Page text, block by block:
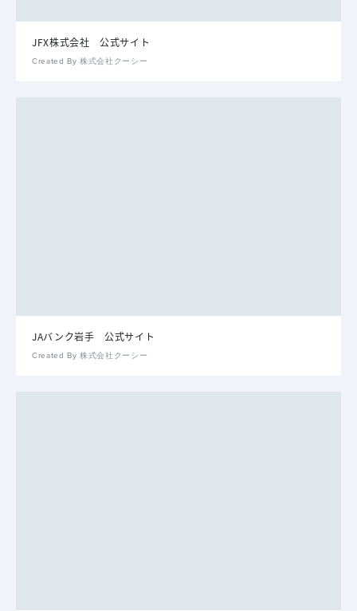
JFX株式会社 公式サイト
Created By 株式会社クーシー
JAバンク岩手 公式サイト
Created By 株式会社クーシー